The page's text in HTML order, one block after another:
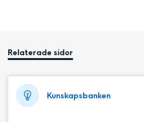
Relaterade sidor
Kunskapsbanken